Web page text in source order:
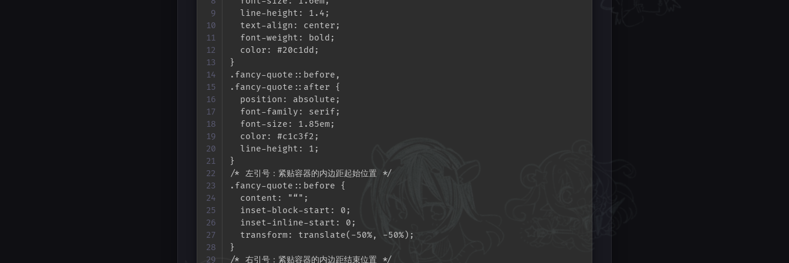
  line-height: 1.4;
  text-align: center;
  font-weight: bold;
  color: #20c1dd;
}
.fancy-quote::before,
.fancy-quote::after {
  position: absolute;
  font-family: serif;
  font-size: 1.85em;
  color: #c1c3f2;
  line-height: 1;
}
/* 左引号：紧贴容器的内边距起始位置 */
.fancy-quote::before {
  content: "“";
  inset-block-start: 0;
  inset-inline-start: 0;
  transform: translate(-50%, -50%);
}
/* 右引号：紧贴容器的内边距结束位置 */